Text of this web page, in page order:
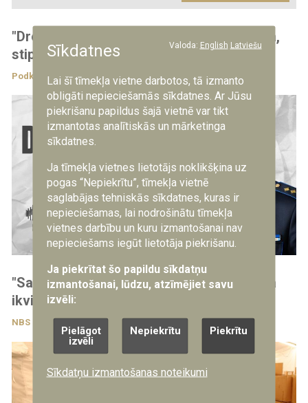
"Droši ir zināt": Kas paveikts un kas jādara,
stiprinot Latvijas pretgaisa aizsardzību?
Podkāsti 4.08.2026
"Sargs.lv" piedāvā: Ar ko VALIC nodrošina
ikvienu jauno karavīru?
NBS 3.08.2026
Sīkdatnes Valoda: English Latviešu
Lai šī tīmekļa vietne darbotos, tā izmanto
obligāti nepieciešamās sīkdatnes. Ar Jūsu
piekrišanu papildus šajā vietnē var tikt
izmantotas analītiskās un mārketinga
sīkdatnes.
Ja tīmekļa vietnes lietotājs noklikšķina uz
pogas “Nepiekrītu”, tīmekļa vietnē
saglabājas tehniskās sīkdatnes, kuras ir
nepieciešamas, lai nodrošinātu tīmekļa
vietnes darbību un kuru izmantošanai nav
nepieciešams iegūt lietotāja piekrišanu.
Ja piekrītat šo papildu sīkdatņu
izmantošanai, lūdzu, atzīmējiet savu
izvēli:
Pielāgot
izvēli
Nepiekrītu Piekrītu
Sīkdatņu izmantošanas noteikumi